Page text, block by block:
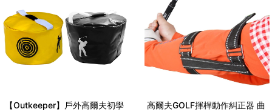
【Outkeeper】戶外高爾夫初學
高爾夫GOLF揮桿動作糾正器 曲